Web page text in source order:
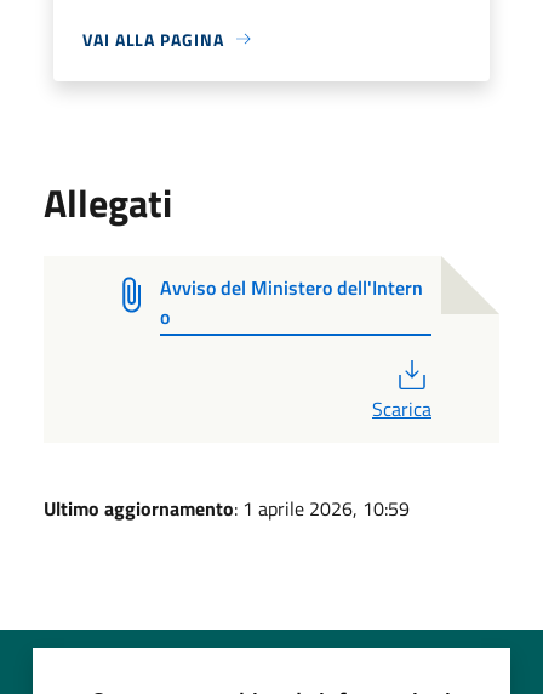
VAI ALLA PAGINA
Allegati
Avviso del Ministero dell'Intern
o
Scarica
Ultimo aggiornamento: 1 aprile 2026, 10:59